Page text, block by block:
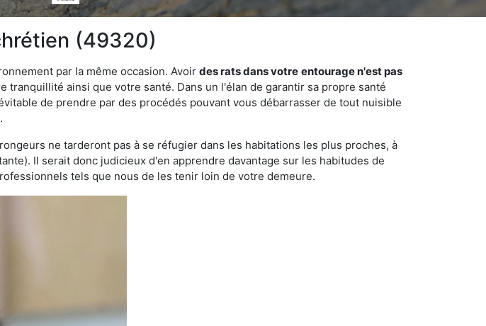
(49320)
par la même occasion. Avoir des rats dans votre entourage n'est pas
tranquillité ainsi que votre santé. Dans un l'élan de garantir sa propre santé
de prendre par des procédés pouvant vous débarrasser de tout nuisible
ne tarderont pas à se réfugier dans les habitations les plus proches, à
Il serait donc judicieux d'en apprendre davantage sur les habitudes de
tels que nous de les tenir loin de votre demeure.